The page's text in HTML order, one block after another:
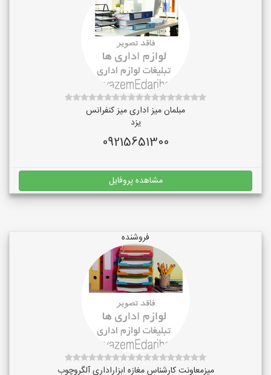
مبلمان میز اداری میز کنفرانس
یزد
09215651300
مشاهده پروفایل
فروشنده
میزمعاونت کارشناس مغازه ابزاراداری آلگروچوب